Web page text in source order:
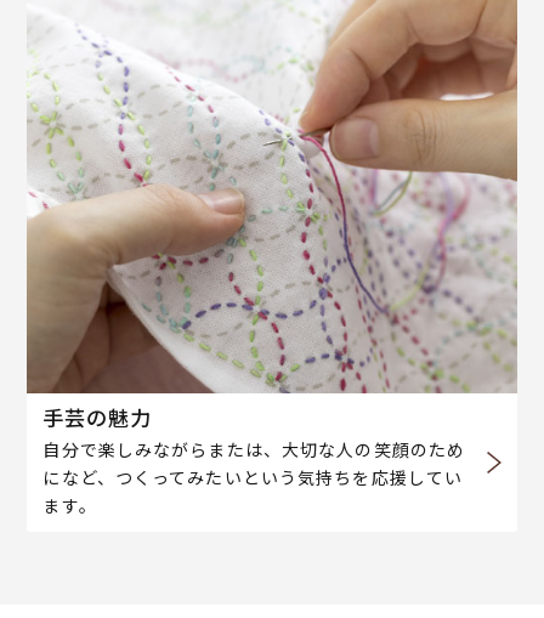
手芸の魅力
自分で楽しみながらまたは、大切な人の笑顔のため
になど、つくってみたいという気持ちを応援してい
ます。